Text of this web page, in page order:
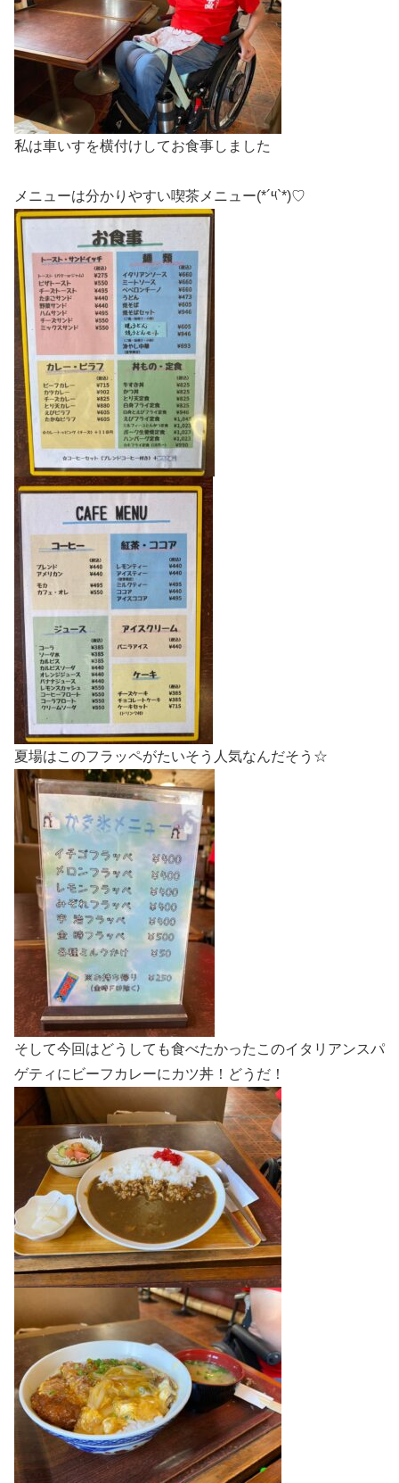
私は車いすを横付けしてお食事しました
メニューは分かりやすい喫茶メニュー(*´༥`*)♡
夏場はこのフラッペがたいそう人気なんだそう☆
そして今回はどうしても食べたかったこのイタリアンスパ
ゲティにビーフカレーにカツ丼！どうだ！